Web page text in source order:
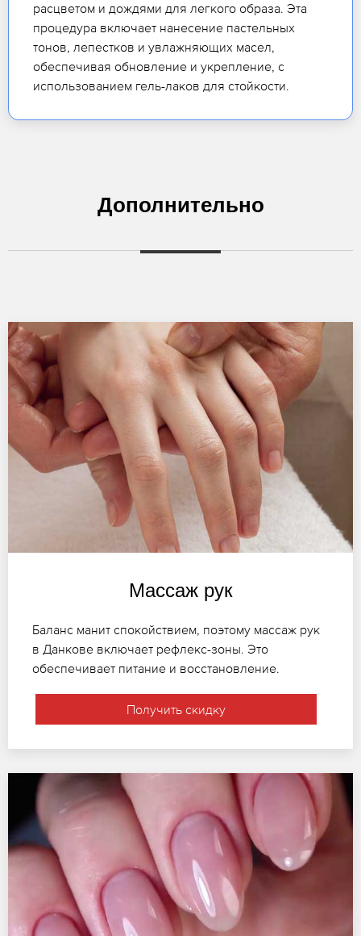
расцветом и дождями для легкого образа. Эта
процедура включает нанесение пастельных
тонов, лепестков и увлажняющих масел,
обеспечивая обновление и укрепление, с
использованием гель-лаков для стойкости.
Дополнительно
Массаж рук
Баланс манит спокойствием, поэтому массаж рук
в Данкове включает рефлекс-зоны. Это
обеспечивает питание и восстановление.
Получить скидку